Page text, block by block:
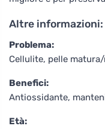
Altre informazioni:
Problema:
Cellulite, pelle
Benefici:
Antiossidante,
Età: